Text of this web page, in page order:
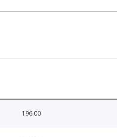
196.00